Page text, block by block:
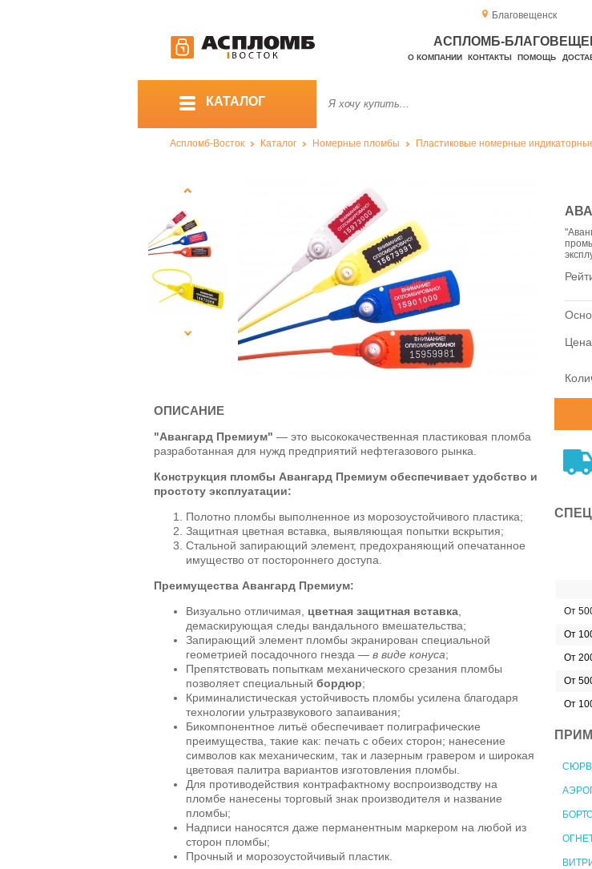
Благовещенск
АСПЛОМБ-
О КОМПАНИИ КОНТАКТЫ ПОМОЩЬ
КАТАЛОГ
Аспломб-Восток Каталог Номерные пломбы Пластиковые номерные
От
От
От
От
От
ОПИСАНИЕ
"Авангард Премиум" — это высококачественная пластиковая пломба
разработанная для нужд предприятий нефтегазового рынка.
Конструкция пломбы Авангард Премиум обеспечивает удобство и
простоту эксплуатации:
Полотно пломбы выполненное из морозоустойчивого пластика;
Защитная цветная вставка, выявляющая попытки вскрытия;
Стальной запирающий элемент, предохраняющий опечатанное
имущество от постороннего доступа.
Преимущества Авангард Премиум:
Визуально отличимая, цветная защитная вставка
демаскирующая следы вандального вмешательства;
Запирающий элемент пломбы экранирован специальной
геометрией посадочного гнезда — в виде конуса;
Препятствовать попыткам механического срезания пломбы
позволяет специальный бордюр;
Криминалистическая устойчивость пломбы усилена благодаря
технологии ультразвукового запаивания;
Бикомпонентное литьё обеспечивает полиграфические
преимущества, такие как: печать с обеих сторон; нанесение
символов как механическим, так и лазерным гравером и широкая
цветовая палитра вариантов изготовления пломбы.
Для противодействия контрафактному воспроизводству на
пломбе нанесены торговый знак производителя и название
пломбы;
Надписи наносятся даже перманентным маркером на любой из
сторон пломбы;
Прочный и морозоустойчивый пластик.